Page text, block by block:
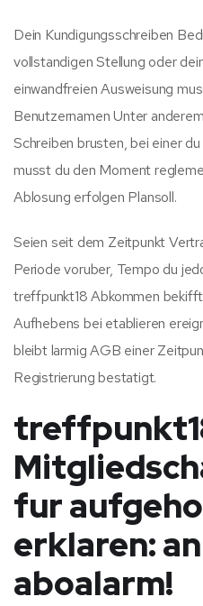
Dein Kundigungsschreiben
vollstandigen Stellung oder
einwandfreien Ausweisung
Benutzernamen Unter
Schreiben brusten, bei einer
musst du den Moment
Ablosung erfolgen Plansoll.
Seien seit dem Zeitpunkt
Periode voruber, Tempo du
treffpunkt18 Abkommen
Aufhebens bei etablieren
bleibt larmig AGB einer
Registrierung bestatigt.
fur
erklaren:
aboalarm!